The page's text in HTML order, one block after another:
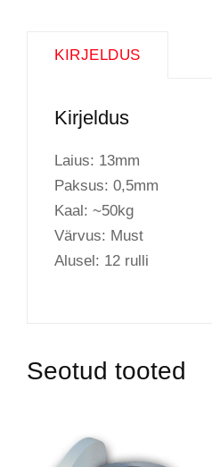
KIRJELDUS
Kirjeldus
Laius: 13mm
Paksus: 0,5mm
Kaal: ~50kg
Värvus: Must
Alusel: 12 rulli
Seotud tooted